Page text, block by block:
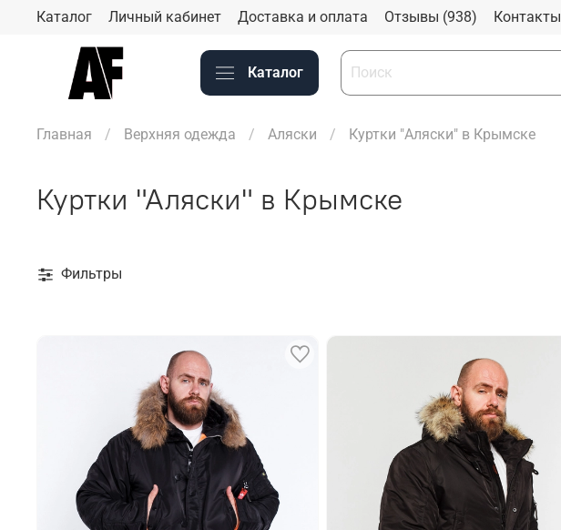
Каталог Личный кабинет Доставка и оплата Отзывы (938) Контакты
Каталог
Главная Верхняя одежда Аляски Куртки "Аляски" в Крымске
Куртки "Аляски" в Крымске
Фильтры